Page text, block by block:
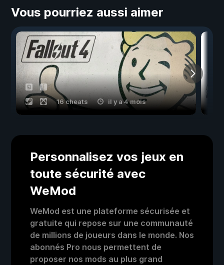
Vous pourriez aussi aimer
16 cheats il y a 4 mois
Personnalisez vos jeux en
toute sécurité avec
WeMod
WeMod est une plateforme sécurisée et
gratuite qui repose sur une communauté
de millions de joueurs dans le monde. Nos
abonnés Pro nous permettent de
proposer nos mods au plus grand